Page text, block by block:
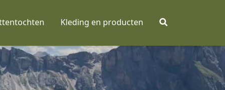
Kleding en producten